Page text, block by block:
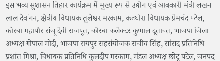
​इस भव्य सुशासन तिहार कार्यक्रम में मुख्य रूप से उद्योग एवं आबकारी मंत्री लखन
लाल देवांगन, क्षेत्रीय विधायक तुलेश्वर मरकाम, कटघोरा विधायक प्रेमचंद पटेल,
कोरबा महापौर संजू देवी राजपूत, कोरबा कलेक्टर कुणाल दूतावत, भाजपा जिला
अध्यक्ष गोपाल मोदी, भाजपा रायपुर सहसंयोजक राजीव सिंह, सांसद प्रतिनिधि
प्रशांत मिश्रा, विधायक प्रतिनिधि कुलदीप मरकाम, मंडल अध्यक्ष छोटू पटेल, जनपद